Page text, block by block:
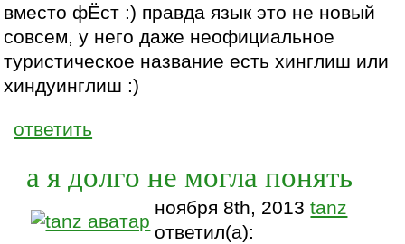
вместо фЁст :) правда язык это не новый
совсем, у него даже неофициальное
туристическое название есть хинглиш или
хиндуинглиш :)
ответить
а я долго не могла понять
ноября 8th, 2013tanz
ответил(а):